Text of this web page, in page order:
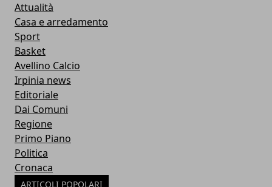
Attualità
Casa e arredamento
Sport
Basket
Avellino Calcio
Irpinia news
Editoriale
Dai Comuni
Regione
Primo Piano
Politica
Cronaca
ARTICOLI POPOLARI